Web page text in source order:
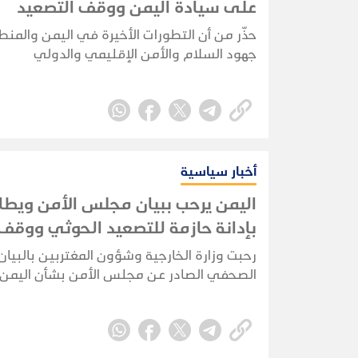
على سيادة اليمن ووقف التصعيد
حذّر من أن التطورات الأخيرة في اليمن
جهود السلام والأمن الإقليمي والدولي
أخبار سياسية
اليمن يرحب ببيان مجلس الأمن
بإدانة حازمة للتصعيد الحوثي
الإيراني
رحبت وزارة الخارجية وشؤون المغتربين
الصحفي الصادر عن مجلس الأمن بشأن
والاعتداءات الحوثية على السعودية